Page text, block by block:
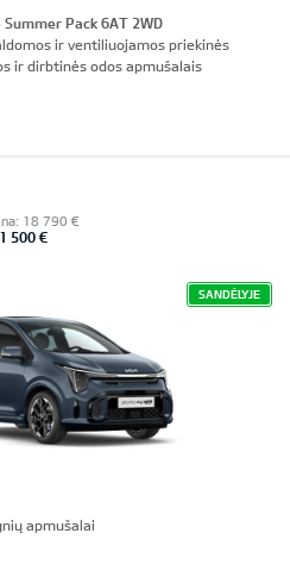
Pack 6AT 2WD
ir ventiliuojamos priekinės
ir dirbtinės odos apmušalais
18 790 €
500 €
SANDĖLYJE
apmušalai